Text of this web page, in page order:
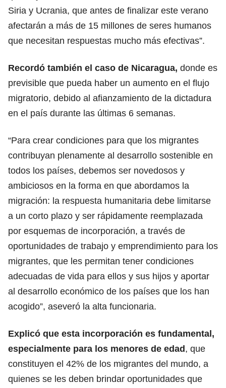
Siria y Ucrania, que antes de finalizar este verano
afectarán a más de 15 millones de seres humanos
que necesitan respuestas mucho más efectivas”.
Recordó también el caso de Nicaragua, donde es
previsible que pueda haber un aumento en el flujo
migratorio, debido al afianzamiento de la dictadura
en el país durante las últimas 6 semanas.
“Para crear condiciones para que los migrantes
contribuyan plenamente al desarrollo sostenible en
todos los países, debemos ser novedosos y
ambiciosos en la forma en que abordamos la
migración: la respuesta humanitaria debe limitarse
a un corto plazo y ser rápidamente reemplazada
por esquemas de incorporación, a través de
oportunidades de trabajo y emprendimiento para los
migrantes, que les permitan tener condiciones
adecuadas de vida para ellos y sus hijos y aportar
al desarrollo económico de los países que los han
acogido”, aseveró la alta funcionaria.
Explicó que esta incorporación es fundamental,
especialmente para los menores de edad, que
constituyen el 42% de los migrantes del mundo, a
quienes se les deben brindar oportunidades que